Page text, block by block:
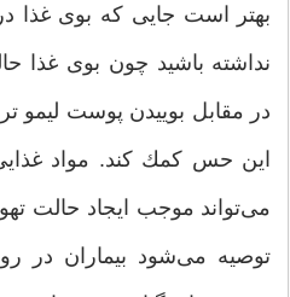
بهتر است جایی كه بوی
نداشته باشید چون بوی غذا
در مقابل بوییدن پوست لیمو
این حس كمك كند. مواد
می‌تواند موجب ایجاد حالت
توصیه می‌شود بیماران در